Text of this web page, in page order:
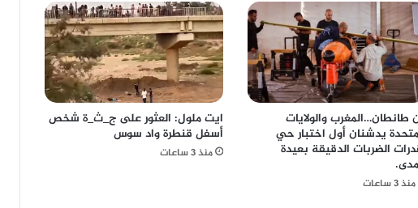
طانطان…المغرب والولايات
يدشنان أول اختبار حي
الضربات الدقيقة بعيدة
منذ 3 ساعات
ايت ملول: العثور على ج_ث_ة شخص
أسفل قنطرة واد سوس
منذ 3 ساعات